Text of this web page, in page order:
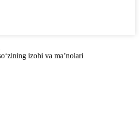
izohi va ma’nolari